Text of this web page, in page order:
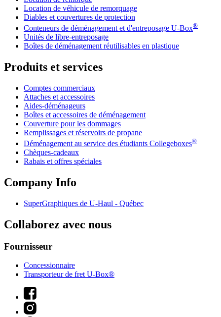
Location de véhicule de remorquage
Diables et couvertures de protection
Conteneurs de déménagement et d'entreposage U-Box®
Unités de libre-entreposage
Boîtes de déménagement réutilisables en plastique
Produits et services
Comptes commerciaux
Attaches et accessoires
Aides-déménageurs
Boîtes et accessoires de déménagement
Couverture pour les dommages
Remplissages et réservoirs de propane
Déménagement au service des étudiants Collegeboxes®
Chèques-cadeaux
Rabais et offres spéciales
Company Info
SuperGraphiques de U-Haul - Québec
Collaborez avec nous
Fournisseur
Concessionnaire
Transporteur de fret U-Box®